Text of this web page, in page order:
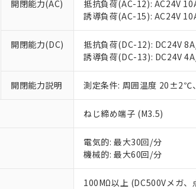
開閉能力(AC)
抵抗負荷(AC-12): AC24V
誘導負荷(AC-15): AC24V
開閉能力(DC)
抵抗負荷(DC-12): DC24V
誘導負荷(DC-13): DC24V
開閉能力説明 測定条件: 周囲温度 20±2℃
ねじ締め端子 (M3.5)
電気的: 最大30回/分
機械的: 最大60回/分
100MΩ以上 (DC500Vメガ、
お客様が当ウェブ
が、当社の製品・
さい。
※当社の共同利用
いる法人を指しま
※3 非含有証明書ダウ
下記の非含有証明書をダ
EU RoHS指令（10物質
51物質の非含有証明書（
※本証明書は発行日時点
また、RoHS指令のフタ
既に当社にて対応品へ
り割愛しております。
「－」：未確認です。当
白